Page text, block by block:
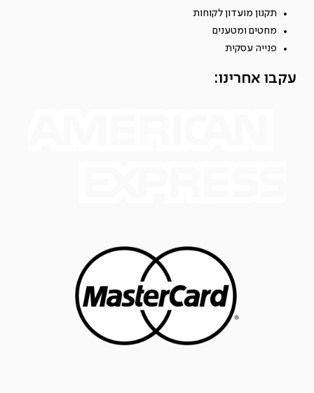
תקנון מועדון לקוחות
מחטים ומטענים
פנייה עסקית
עקבו אחרינו: